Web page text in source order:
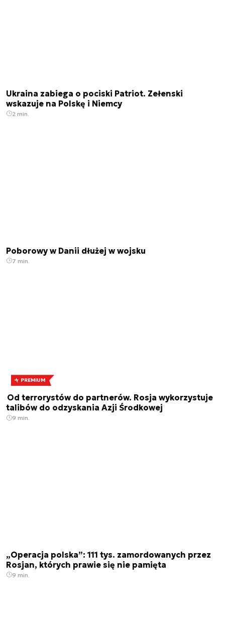
Ukraina zabiega o pociski Patriot. Zełenski
wskazuje na Polskę i Niemcy
2 min.
Poborowy w Danii dłużej w wojsku
7 min.
PREMIUM
Od terrorystów do partnerów. Rosja wykorzystuje
talibów do odzyskania Azji Środkowej
9 min.
„Operacja polska”: 111 tys. zamordowanych przez
Rosjan, których prawie się nie pamięta
9 min.